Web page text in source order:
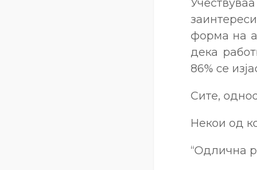
форма на
дека
86% се
Сите,
Некои од
“Одлична